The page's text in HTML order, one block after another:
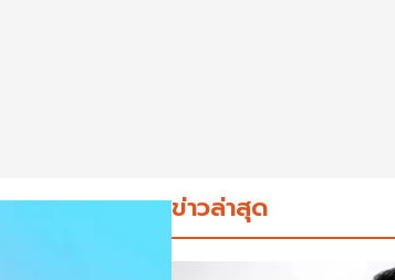
ข่าวล่าสุด